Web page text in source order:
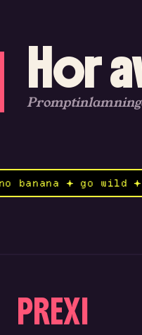
Hor
nano banana
PREXI